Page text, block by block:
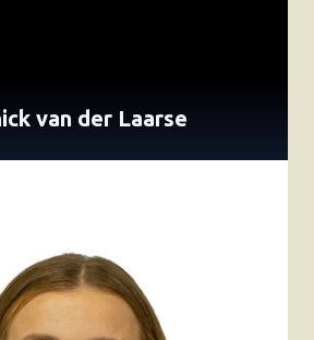
van der Laarse